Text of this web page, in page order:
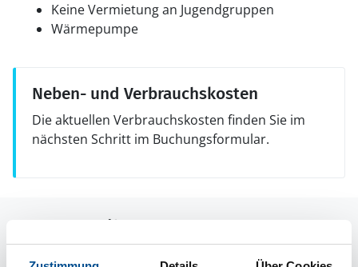
Keine Vermietung an Jugendgruppen
Wärmepumpe
Neben- und Verbrauchskosten
Die aktuellen Verbrauchskosten finden Sie im
nächsten Schritt im Buchungsformular.